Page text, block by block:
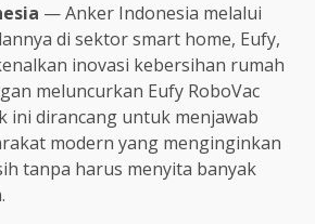
— Anker Indonesia melalui
di sektor smart home, Eufy,
inovasi kebersihan rumah
meluncurkan Eufy RoboVac
ini dirancang untuk menjawab
modern yang menginginkan
tanpa harus menyita banyak